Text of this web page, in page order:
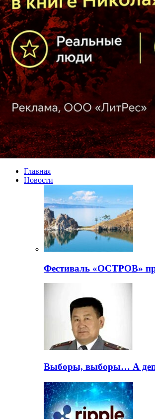
Главная
Новости
Фестиваль «ОСТРОВ»
Выборы, выборы… А